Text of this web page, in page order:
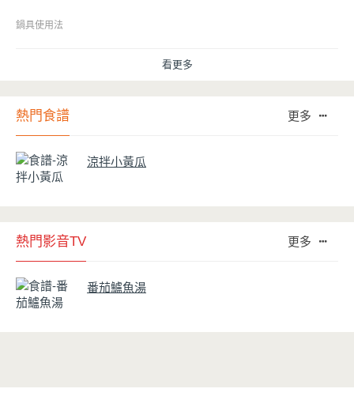
因此金鑽不沾系列的鍋具，更年年穩居銷售排行榜的前幾名。然而如何
鍋具使用法
看更多
熱門食譜 更多
涼拌小黃瓜
熱門影音TV 更多
番茄鱸魚湯